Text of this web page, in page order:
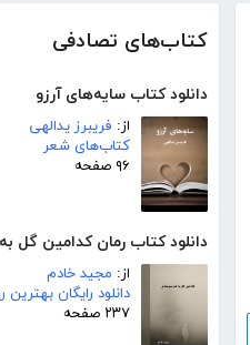
کتاب‌های تصادفی
دانلود کتاب سایه‌های آرزو
از: فریبرز یدالهی
کتاب‌های شعر
۹۶ صفحه
دانلود کتاب رمان کدامین گل
از: مجید خادم
دانلود رایگان بهترین
۲۳۷ صفحه